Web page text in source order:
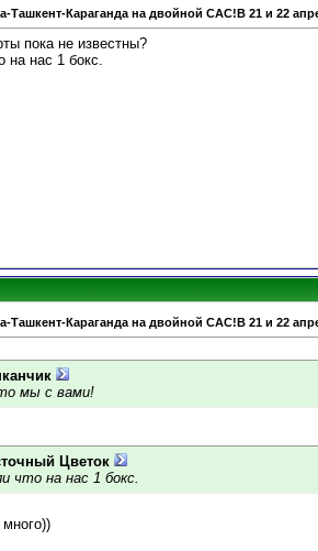
Ташкент-Караганда на двойной САС!В 21 и 22
пока не известны?
на нас 1 бокс.
Ташкент-Караганда на двойной САС!В 21 и 22
мы с вами!
Цветок
что на нас 1 бокс.